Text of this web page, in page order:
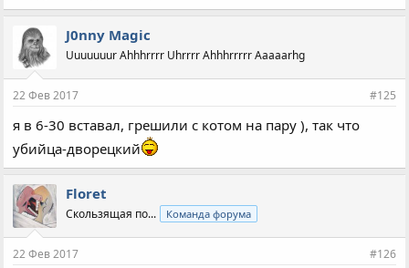
J0nny Magic
Uuuuuuur Ahhhrrrr Uhrrrr Ahhhrrrrr Aaaaarhg
22 Фев 2017 #125
я в 6-30 вставал, грешили с котом на пару ), так что
убийца-дворецкий
Floret
Скользящая по... Команда форума
22 Фев 2017 #126